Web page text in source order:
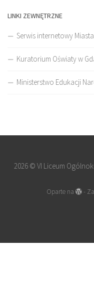
LINKI ZEWNĘTRZNE
Serwis internetowy
Kuratorium Oświaty w
Ministerstwo Edukacji
2026 © VI Liceum
Oparte na -